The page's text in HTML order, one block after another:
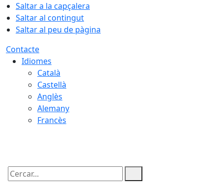
Saltar a la capçalera
Saltar al contingut
Saltar al peu de pàgina
Contacte
Idiomes
Català
Castellà
Anglès
Alemany
Francès
Cercar: